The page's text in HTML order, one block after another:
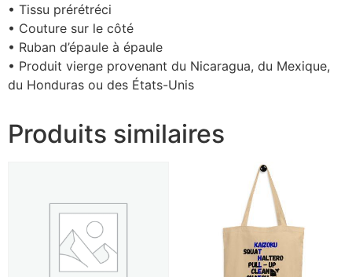
• Tissu prérétréci
• Couture sur le côté
• Ruban d’épaule à épaule
• Produit vierge provenant du Nicaragua, du Mexique,
du Honduras ou des États-Unis
Produits similaires